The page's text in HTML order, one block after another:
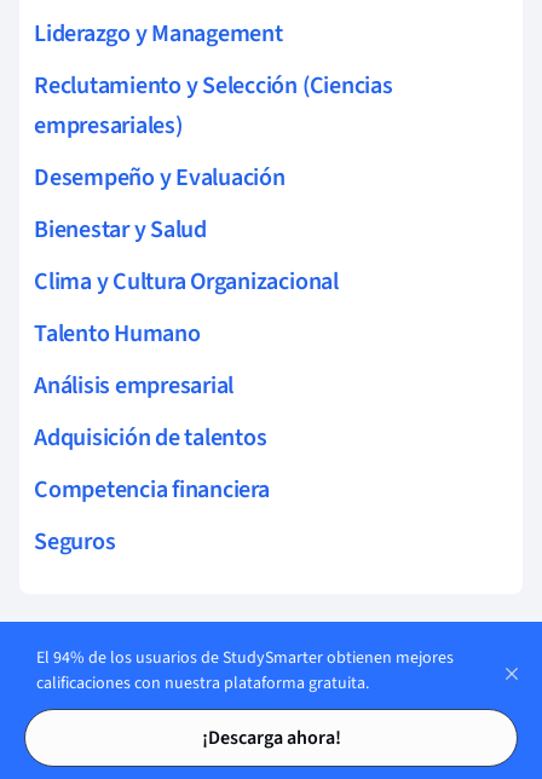
Tarjetas de estudio
Tarjetas de estudio
Liderazgo y Management
Reclutamiento y Selección (Ciencias
empresariales)
Desempeño y Evaluación
Bienestar y Salud
Clima y Cultura Organizacional
Talento Humano
Análisis empresarial
Adquisición de talentos
Competencia financiera
Seguros
Temas relacionados Administración
hashrate
gobernanza
El 94% de los usuarios de StudySmarter obtienen mejores
calificaciones con nuestra plataforma gratuita.
¡Descarga ahora!